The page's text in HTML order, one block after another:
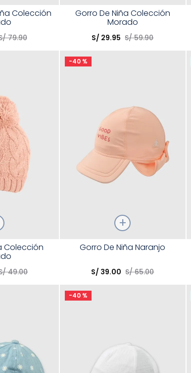
Colección
79.90
Talla
Elige una opción
Gorro De Niña Colección
Morado
S/ 29.95 S/ 59.90
Colección
49.00
-40 %
Gorro De Niña Naranjo
S/ 39.00 S/ 65.00
-40 %